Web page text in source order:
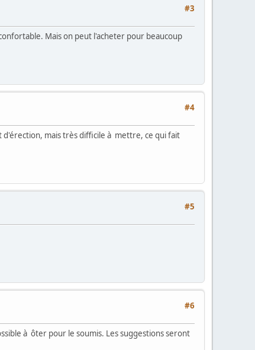
#3
Mais on peut l'acheter pour beaucoup
#4
mais très difficile à mettre, ce qui fait
#5
#6
à ôter pour le soumis. Les suggestions seront